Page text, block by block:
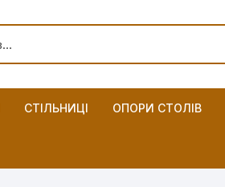
СТІЛЬНИЦІ ОПОРИ СТОЛІВ